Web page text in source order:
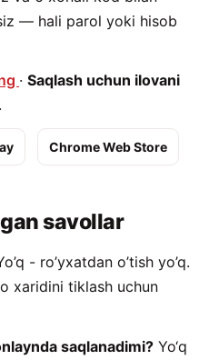
— hali parol yoki hisob
· Saqlash uchun ilovani
Chrome Web Store
savollar
- ro’yxatdan o’tish yo’q.
xaridini tiklash uchun
saqlanadimi? Yo‘q